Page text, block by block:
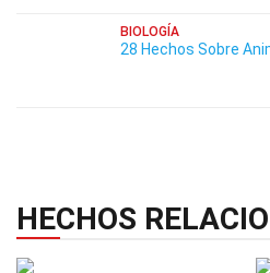
BIOLOGÍA
28 Hechos Sobre
HECHOS